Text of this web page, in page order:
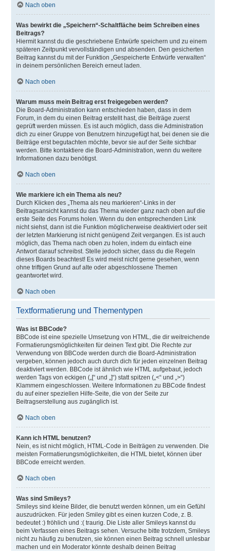
Nach oben
Was bewirkt die „Speichern“-Schaltfläche beim Schreiben eines
Beitrags?
Hiermit kannst du die geschriebene Entwürfe speichern und zu einem
späteren Zeitpunkt vervollständigen und absenden. Den gesicherten
Beitrag kannst du mit der Funktion „Gespeicherte Entwürfe verwalten“
in deinem persönlichen Bereich erneut laden.
Nach oben
Warum muss mein Beitrag erst freigegeben werden?
Die Board-Administration kann entschieden haben, dass in dem
Forum, in dem du einen Beitrag erstellt hast, die Beiträge zuerst
geprüft werden müssen. Es ist auch möglich, dass die Administration
dich zu einer Gruppe von Benutzern hinzugefügt hat, bei denen sie die
Beiträge erst begutachten möchte, bevor sie auf der Seite sichtbar
werden. Bitte kontaktiere die Board-Administration, wenn du weitere
Informationen dazu benötigst.
Nach oben
Wie markiere ich ein Thema als neu?
Durch Klicken des „Thema als neu markieren“-Links in der
Beitragsansicht kannst du das Thema wieder ganz nach oben auf die
erste Seite des Forums holen. Wenn du den entsprechenden Link
nicht siehst, dann ist die Funktion möglicherweise deaktiviert oder seit
der letzten Markierung ist nicht genügend Zeit vergangen. Es ist auch
möglich, das Thema nach oben zu holen, indem du einfach eine
Antwort darauf schreibst. Stelle jedoch sicher, dass du die Regeln
dieses Boards beachtest! Es wird meist nicht gerne gesehen, wenn
ohne triftigen Grund auf alte oder abgeschlossene Themen
geantwortet wird.
Nach oben
Textformatierung und Thementypen
Was ist BBCode?
BBCode ist eine spezielle Umsetzung von HTML, die dir weitreichende
Formatierungsmöglichkeiten für deinen Text gibt. Die Rechte zur
Verwendung von BBCode werden durch die Board-Administration
vergeben, können jedoch auch durch dich für jeden einzelnen Beitrag
deaktiviert werden. BBCode ist ähnlich wie HTML aufgebaut, jedoch
werden Tags von eckigen („[“ und „]“) statt spitzen („<“ und „>“)
Klammern eingeschlossen. Weitere Informationen zu BBCode findest
du auf einer speziellen Hilfe-Seite, die von der Seite zur
Beitragserstellung aus zugänglich ist.
Nach oben
Kann ich HTML benutzen?
Nein, es ist nicht möglich, HTML-Code in Beiträgen zu verwenden. Die
meisten Formatierungsmöglichkeiten, die HTML bietet, können über
BBCode erreicht werden.
Nach oben
Was sind Smileys?
Smileys sind kleine Bilder, die benutzt werden können, um ein Gefühl
auszudrücken. Für jeden Smiley gibt es einen kurzen Code, z. B.
bedeutet :) fröhlich und :( traurig. Die Liste aller Smileys kannst du
beim Verfassen eines Beitrags sehen. Versuche bitte trotzdem, Smileys
nicht zu häufig zu benutzen, sie können einen Beitrag schnell unlesbar
machen und ein Moderator könnte deshalb deinen Beitrag